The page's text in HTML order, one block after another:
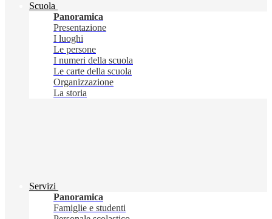
Scuola
Panoramica
Presentazione
I luoghi
Le persone
I numeri della scuola
Le carte della scuola
Organizzazione
La storia
Servizi
Panoramica
Famiglie e studenti